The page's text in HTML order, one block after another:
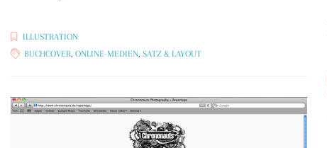
ILLUSTRATION
BUCHCOVER, ONLINE-MEDIEN, SATZ & LAYOUT